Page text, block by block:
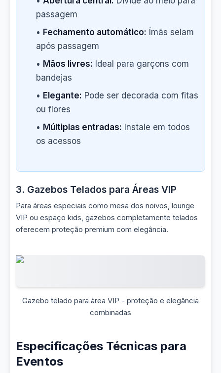
passagem
• Fechamento automático: Ímãs selam
após passagem
• Mãos livres: Ideal para garçons com
bandejas
• Elegante: Pode ser decorada com fitas
ou flores
• Múltiplas entradas: Instale em todos
os acessos
3. Gazebos Telados para Áreas VIP
Para áreas especiais como mesa dos noivos, lounge
VIP ou espaço kids, gazebos completamente telados
oferecem proteção premium com elegância.
Gazebo telado para área VIP - proteção e elegância
combinadas
Especificações Técnicas para
Eventos